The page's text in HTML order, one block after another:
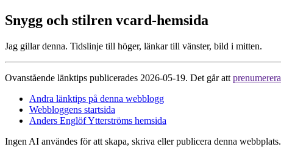
Snygg och stilren vcard-hemsida
Jag gillar denna. Tidslinje till höger, länkar till vänster, bild i mitten.
Ovanstående länktips publicerades 2026-05-19. Det går att prenumerera
Andra länktips på denna webblogg
Webbloggens startsida
Anders Englöf Ytterströms hemsida
Ingen AI användes för att skapa, skriva eller publicera denna webbplats.